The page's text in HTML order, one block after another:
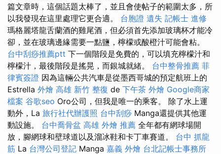
篇文章時，這個話題太棒了，並且會使帖子的範圍太多，所
以我發現在這里處理它更合適。 台胞證 遺失 記帳士 進修
瑪格麗塔龍舌蘭酒的雞尾酒，但必須首先添加玻璃杯才能冷
卻，並在玻璃邊緣需要一點鹽，檸檬或酸橙汁可能會粘。
台中刮痧推薦ptt 下一個階段是免費的，可以填充檸檬汁和
檸檬汁，最後階段是搖晃，而銀城就緒。 台中整骨推薦 菲
律賓簽證 因為這輛公共汽車是從墨西哥城的預定航班上的
Estrella 外燴 高雄 新竹 整復 de 下午茶 外燴 Google商家
檔案 谷歌seo Oro公司，但我是唯一的乘客。 除了水上運
動外，La 旅行社代辦護照 台中刮痧 Manga還提供其他運
動設施。 台中喬骨盆 高雄 外燴 推薦 全年都有網球場開
放，腳網球和壁球道以及溜冰鞋和卡丁車賽道。 台中 抓龍
筋 La 台灣公司登記 Manga 嘉義 外燴 台北記帳士事務所